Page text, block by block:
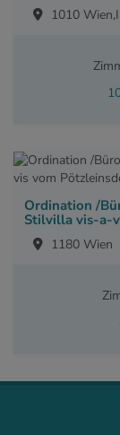
1010
Ordination /
Stilvilla vis-a-
1180 Wien